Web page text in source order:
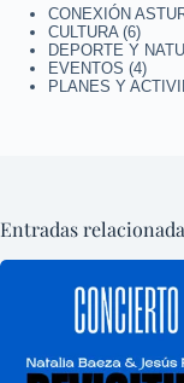
CONEXIÓN
CULTURA(6)
DEPORTE Y
EVENTOS (4)
PLANES Y
Entradas